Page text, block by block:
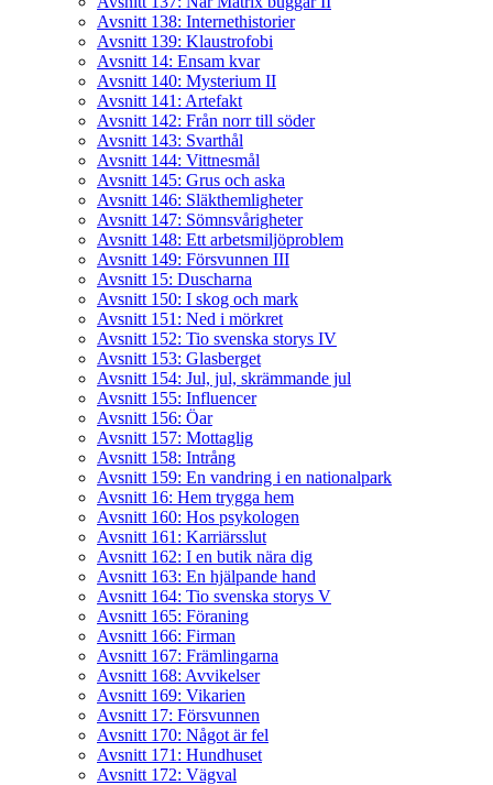
Avsnitt 138: Internethistorier
Avsnitt 139: Klaustrofobi
Avsnitt 14: Ensam kvar
Avsnitt 140: Mysterium II
Avsnitt 141: Artefakt
Avsnitt 142: Från norr till söder
Avsnitt 143: Svarthål
Avsnitt 144: Vittnesmål
Avsnitt 145: Grus och aska
Avsnitt 146: Släkthemligheter
Avsnitt 147: Sömnsvårigheter
Avsnitt 148: Ett arbetsmiljöproblem
Avsnitt 149: Försvunnen III
Avsnitt 15: Duscharna
Avsnitt 150: I skog och mark
Avsnitt 151: Ned i mörkret
Avsnitt 152: Tio svenska storys IV
Avsnitt 153: Glasberget
Avsnitt 154: Jul, jul, skrämmande jul
Avsnitt 155: Influencer
Avsnitt 156: Öar
Avsnitt 157: Mottaglig
Avsnitt 158: Intrång
Avsnitt 159: En vandring i en nationalpark
Avsnitt 16: Hem trygga hem
Avsnitt 160: Hos psykologen
Avsnitt 161: Karriärsslut
Avsnitt 162: I en butik nära dig
Avsnitt 163: En hjälpande hand
Avsnitt 164: Tio svenska storys V
Avsnitt 165: Föraning
Avsnitt 166: Firman
Avsnitt 167: Främlingarna
Avsnitt 168: Avvikelser
Avsnitt 169: Vikarien
Avsnitt 17: Försvunnen
Avsnitt 170: Något är fel
Avsnitt 171: Hundhuset
Avsnitt 172: Vägval